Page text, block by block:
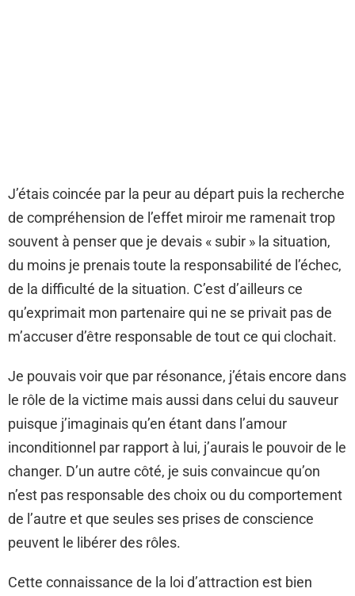
J’étais coincée par la peur au départ puis la recherche
de compréhension de l’effet miroir me ramenait trop
souvent à penser que je devais « subir » la situation,
du moins je prenais toute la responsabilité de l’échec,
de la difficulté de la situation. C’est d’ailleurs ce
qu’exprimait mon partenaire qui ne se privait pas de
m’accuser d’être responsable de tout ce qui clochait.
Je pouvais voir que par résonance, j’étais encore dans
le rôle de la victime mais aussi dans celui du sauveur
puisque j’imaginais qu’en étant dans l’amour
inconditionnel par rapport à lui, j’aurais le pouvoir de le
changer. D’un autre côté, je suis convaincue qu’on
n’est pas responsable des choix ou du comportement
de l’autre et que seules ses prises de conscience
peuvent le libérer des rôles.
Cette connaissance de la loi d’attraction est bien